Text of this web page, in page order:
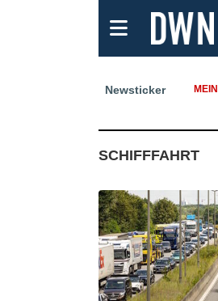
Newsticker
SCHIFFFAHRT